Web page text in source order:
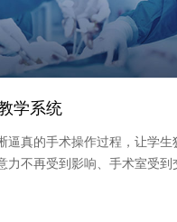
学系统
逼真的手术操作过程，让学生
力不再受到影响、手术室受到